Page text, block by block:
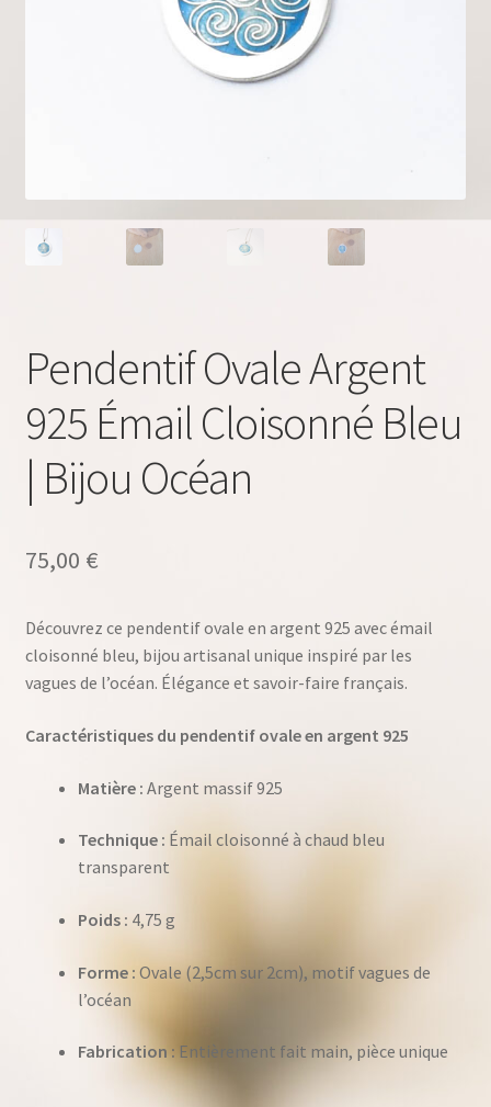
Pendentif Ovale Argent
925 Émail Cloisonné Bleu
| Bijou Océan
75,00 €
Découvrez ce pendentif ovale en argent 925 avec émail
cloisonné bleu, bijou artisanal unique inspiré par les
vagues de l’océan. Élégance et savoir-faire français.
Caractéristiques du pendentif ovale en argent 925
Matière : Argent massif 925
Technique : Émail cloisonné à chaud bleu
transparent
Poids : 4,75 g
Forme : Ovale (2,5cm sur 2cm), motif vagues de
l’océan
Fabrication : Entièrement fait main, pièce unique